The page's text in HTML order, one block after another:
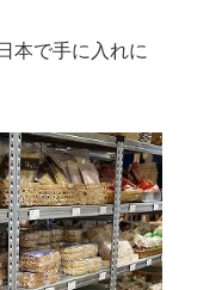
本で手に入れに